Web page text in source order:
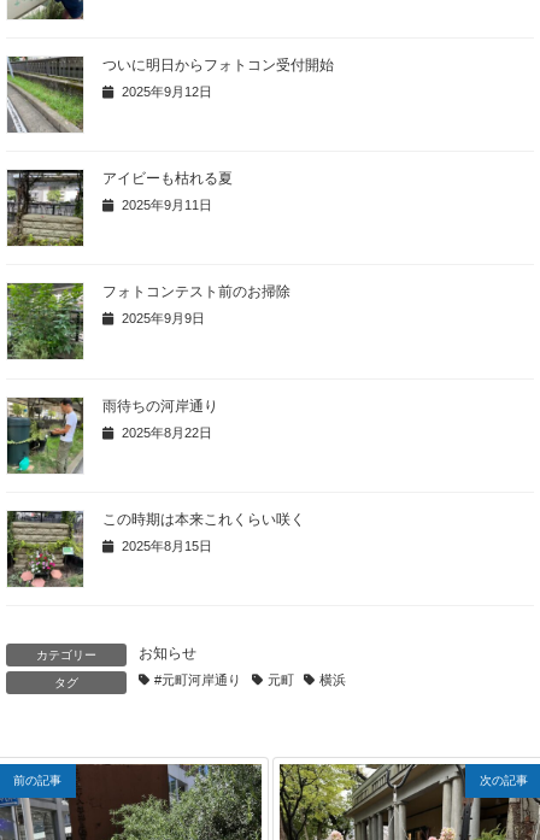
ついに明日からフォトコン受付開始
2025年9月12日
アイビーも枯れる夏
2025年9月11日
フォトコンテスト前のお掃除
2025年9月9日
雨待ちの河岸通り
2025年8月22日
この時期は本来これくらい咲く
2025年8月15日
カテゴリー お知らせ
タグ #元町河岸通り 元町 横浜
前の記事 次の記事